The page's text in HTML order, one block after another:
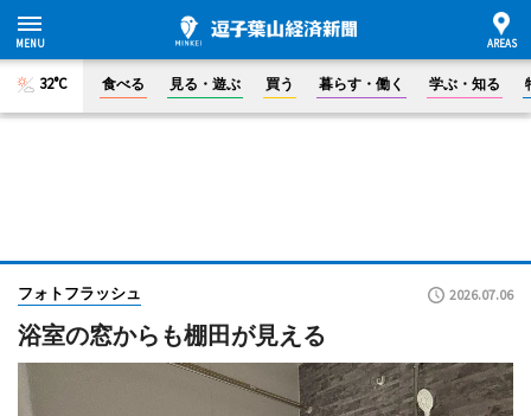
32°C 食べる 見る・遊ぶ 買う 暮らす・働く 学ぶ・知る
フォトフラッシュ 2026.07.06
浴室の窓からも棚田が見える